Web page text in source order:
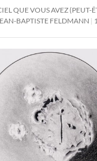
QUE VOUS AVEZ (PEUT-
BAPTISTE FELDMANN